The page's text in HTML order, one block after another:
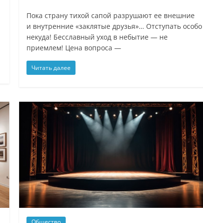
Пока страну тихой сапой разрушают ее внешние
и внутренние «заклятые друзья»… Отступать особо
некуда! Бесславный уход в небытие — не
приемлем! Цена вопроса —
Читать далее